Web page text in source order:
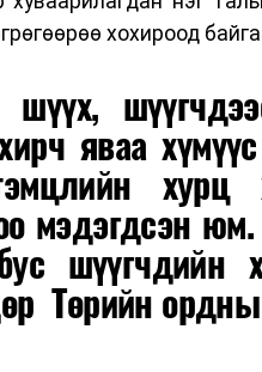
хохироод
шүүх,
яваа
хурц
мэдэгдсэн юм.
шүүгчдийн
Төрийн